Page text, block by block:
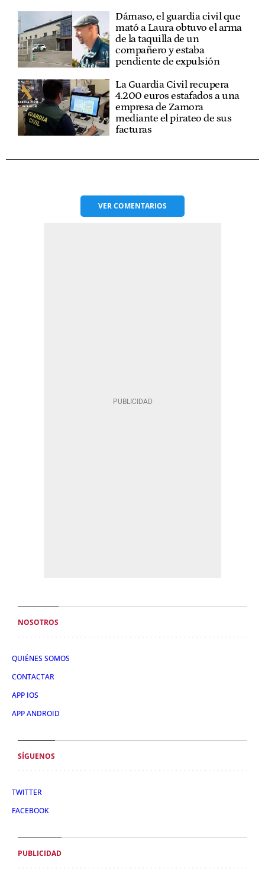
Dámaso, el guardia civil que
mató a Laura obtuvo el arma
de la taquilla de un
compañero y estaba
pendiente de expulsión
La Guardia Civil recupera
4.200 euros estafados a una
empresa de Zamora
mediante el pirateo de sus
facturas
VERCOMENTARIOS
NOSOTROS
QUIÉNES SOMOS
CONTACTAR
APP IOS
APP ANDROID
SÍGUENOS
TWITTER
FACEBOOK
PUBLICIDAD